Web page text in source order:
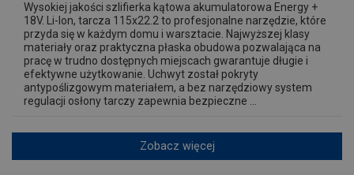
Wysokiej jakości szlifierka kątowa akumulatorowa Energy +
18V. Li-lon, tarcza 115x22.2 to profesjonalne narzędzie, które
przyda się w każdym domu i warsztacie. Najwyższej klasy
materiały oraz praktyczna płaska obudowa pozwalająca na
pracę w trudno dostępnych miejscach gwarantuje długie i
efektywne użytkowanie. Uchwyt został pokryty
antypoślizgowym materiałem, a bez narzędziowy system
regulacji osłony tarczy zapewnia bezpieczne ...
Zobacz więcej